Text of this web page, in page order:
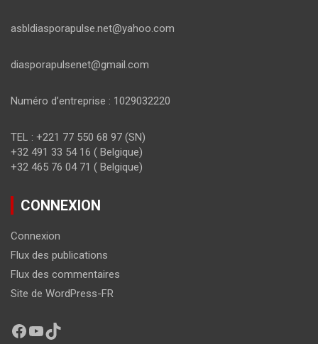
asbldiasporapulse.net@yahoo.com
diasporapulsenet@gmail.com
Numéro d’entreprise : 1029032220
TEL : +221 77 550 68 97 (SN)
+32 491 33 54 16 ( Belgique)
+32 465 76 04 71 ( Belgique)
CONNEXION
Connexion
Flux des publications
Flux des commentaires
Site de WordPress-FR